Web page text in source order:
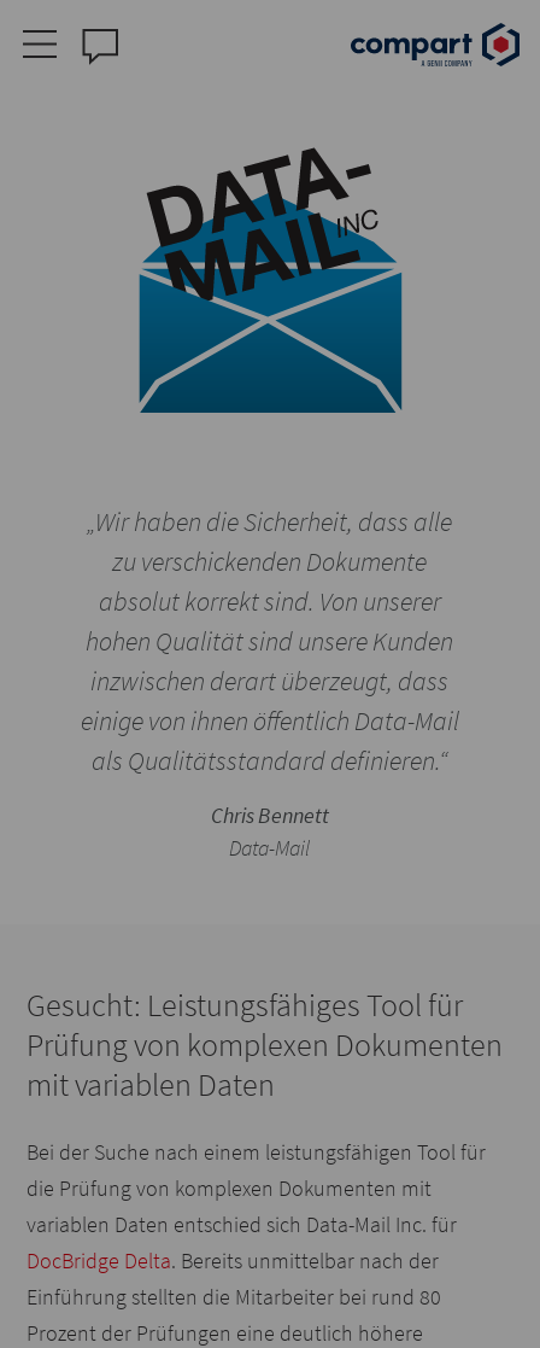
„Wir haben die Sicherheit, dass alle
zu verschickenden Dokumente
absolut korrekt sind. Von unserer
hohen Qualität sind unsere Kunden
inzwischen derart überzeugt, dass
einige von ihnen öffentlich Data-Mail
als Qualitätsstandard definieren.“
Chris Bennett
Data-Mail
Gesucht: Leistungsfähiges Tool für
Prüfung von komplexen Dokumenten
mit variablen Daten
Bei der Suche nach einem leistungsfähigen Tool für
die Prüfung von komplexen Dokumenten mit
variablen Daten entschied sich Data-Mail Inc. für
DocBridge Delta. Bereits unmittelbar nach der
Einführung stellten die Mitarbeiter bei rund 80
Prozent der Prüfungen eine deutlich höhere